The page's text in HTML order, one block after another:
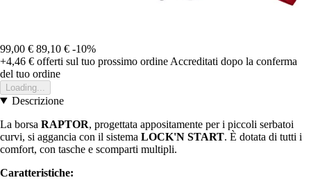
99,00 € 89,10 € -10%
+4,46 € offerti sul tuo prossimo ordine Accreditati dopo la conferma
del tuo ordine
Loading...
Descrizione
La borsa RAPTOR, progettata appositamente per i piccoli serbatoi
curvi, si aggancia con il sistema LOCK'N START. È dotata di tutti i
comfort, con tasche e scomparti multipli.
Caratteristiche: